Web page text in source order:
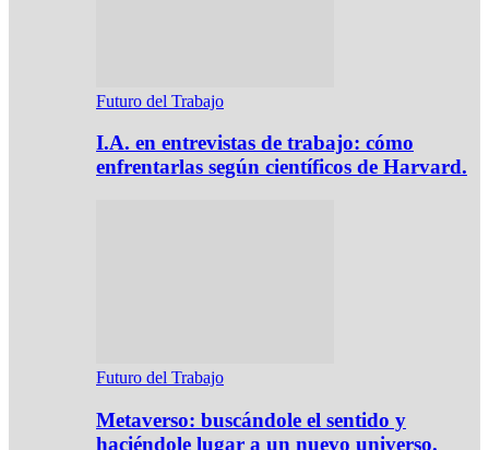
Futuro del Trabajo
I.A. en entrevistas de trabajo: cómo
enfrentarlas según científicos de Harvard.
Futuro del Trabajo
Metaverso: buscándole el sentido y
haciéndole lugar a un nuevo universo.